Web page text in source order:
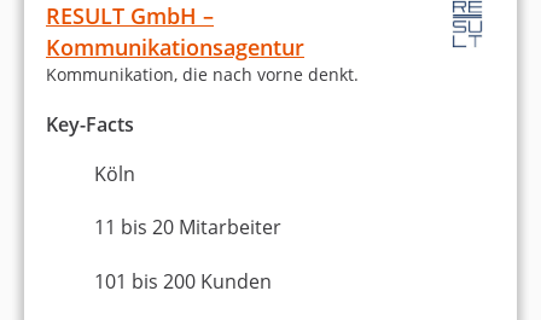
RESULT GmbH –
Kommunikationsagentur
Kommunikation, die nach vorne denkt.
Key-Facts
Köln
11 bis 20 Mitarbeiter
101 bis 200 Kunden